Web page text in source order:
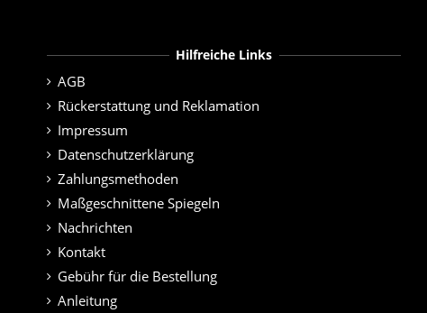
Hilfreiche Links
AGB
Rückerstattung und Reklamation
Impressum
Datenschutzerklärung
Zahlungsmethoden
Maßgeschnittene Spiegeln
Nachrichten
Kontakt
Gebühr für die Bestellung
Anleitung